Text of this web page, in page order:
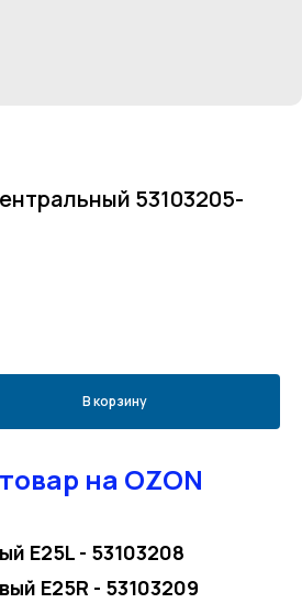
53103205-
В корзину
на OZON
Е25L - 53103208
Е25R - 53103209